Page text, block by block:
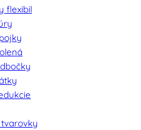
flexibil
tvarovky